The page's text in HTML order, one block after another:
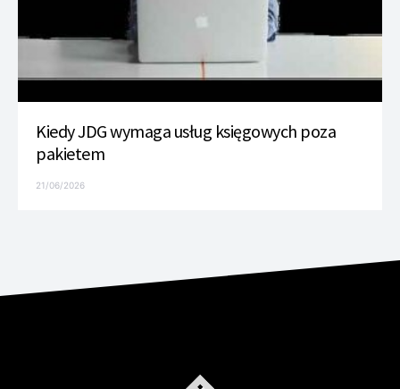
Kiedy JDG wymaga usług księgowych poza
pakietem
21/06/2026